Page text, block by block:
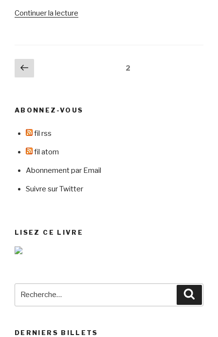
Continuer la lecture
Pagination
des
Page
précédente
2
ABONNEZ-VOUS
fil rss
fil atom
Abonnement par Email
Suivre sur Twitter
LISEZ CE LIVRE
DERNIERS BILLETS